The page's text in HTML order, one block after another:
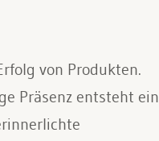
von Produkten.
Präsenz entsteht ein